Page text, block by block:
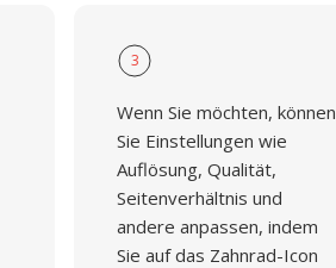
3
Wenn Sie möchten, können
Sie Einstellungen wie
Auflösung, Qualität,
Seitenverhältnis und
andere anpassen, indem
Sie auf das Zahnrad-Icon